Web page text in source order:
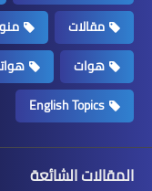
مقالات
هوات
English Topics
المقالات الشائعة